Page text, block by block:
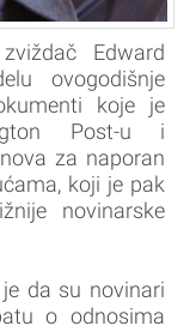
Edward
ovogodišnje
koje je
Post-u i
za naporan
koji je pak
novinarske
da su novinari
o odnosima